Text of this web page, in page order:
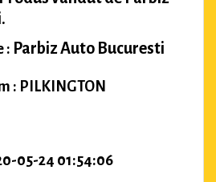
: Parbiz Auto Bucuresti
: PILKINGTON
05-24 01:54:06